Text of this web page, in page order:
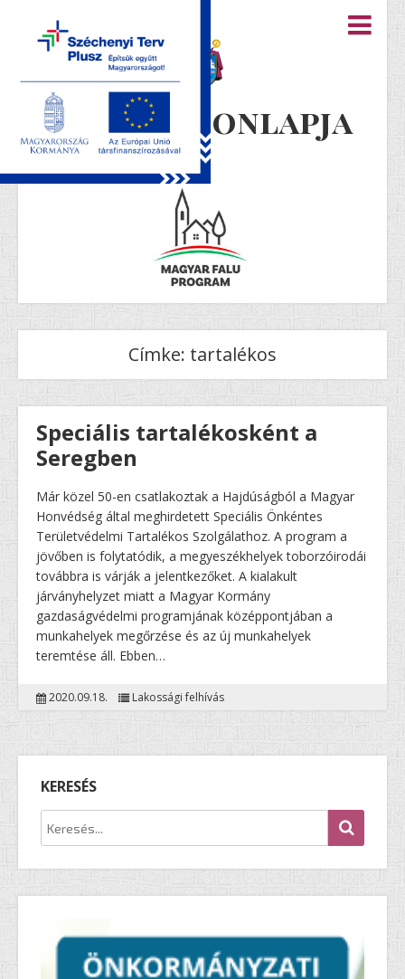
Újiráz honlapja
Címke: tartalékos
Speciális tartalékosként a
Seregben
Már közel 50-en csatlakoztak a Hajdúságból a Magyar
Honvédség által meghirdetett Speciális Önkéntes
Területvédelmi Tartalékos Szolgálathoz. A program a
jövőben is folytatódik, a megyeszékhelyek toborzóirodái
továbbra is várják a jelentkezőket. A kialakult
járványhelyzet miatt a Magyar Kormány
gazdaságvédelmi programjának középpontjában a
munkahelyek megőrzése és az új munkahelyek
teremtése áll. Ebben…
2020.09.18. Lakossági felhívás
KERESÉS